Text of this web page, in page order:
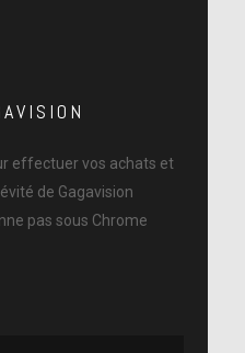
effectuer vos achats et
de Gagavision
pas sous Chrome